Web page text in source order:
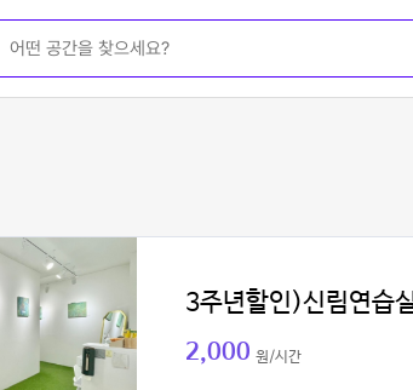
3주년할인)신림연습
2,000 원/시간